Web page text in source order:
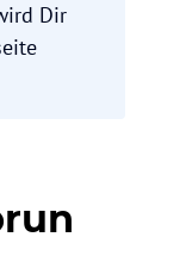
Dir